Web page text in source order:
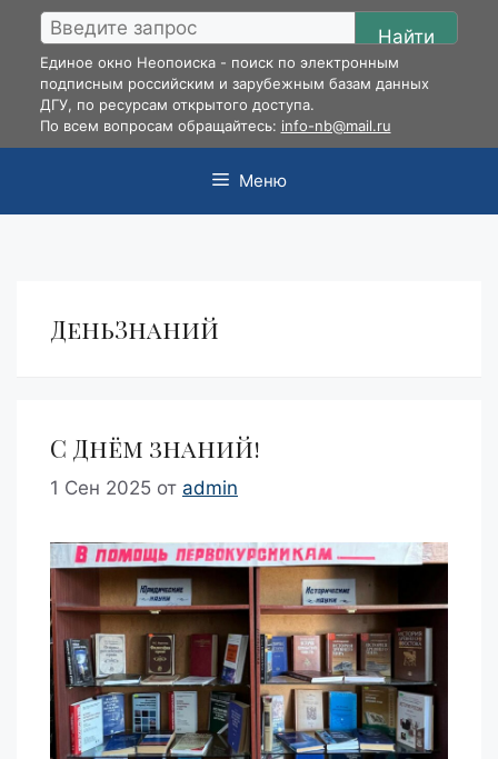
Перейти
содержимому
Найти
Единое окно Неопоиска - поиск по электронным
подписным российским и зарубежным базам данных
ДГУ, по ресурсам открытого доступа.
По всем вопросам обращайтесь: info-nb@mail.ru
Меню
ДеньЗнаний
С Днём знаний!
1 Сен 2025 от admin